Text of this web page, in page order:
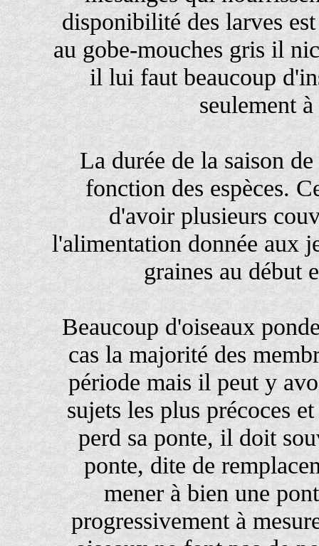
disponibilité des larves
au gobe-mouches gris il
il lui faut beaucoup
seulement
La durée de la saison
fonction des espèces.
d'avoir plusieurs
l'alimentation donnée aux
graines au début
Beaucoup d'oiseaux
cas la majorité des
période mais il peut y
sujets les plus précoces
perd sa ponte, il doit
ponte, dite de
mener à bien une
progressivement à